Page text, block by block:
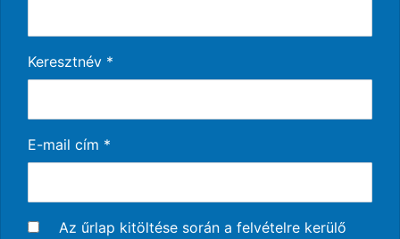
Keresztnév *
E-mail cím *
Az űrlap kitöltése során a felvételre kerülő